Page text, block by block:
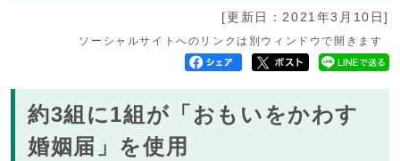
[更新日：2021年3月10日]
ソーシャルサイトへのリンクは別ウィンドウで開きます
約3組に1組が「おもいをかわす
婚姻届」を使用